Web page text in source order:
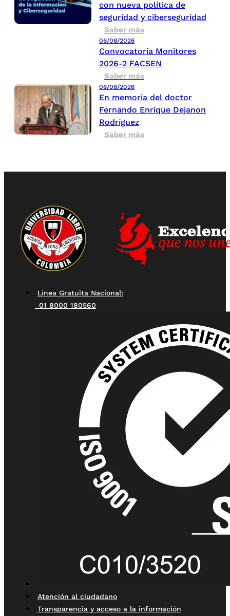
con nueva política de
seguridad y ciberseguridad
Saber más
06/08/2026
Convocatoria Monitores
2026-2 FACSEN
Saber más
06/08/2026
En memoria del doctor
Fernando Enrique Dejanon
Rodríguez
Saber más
Línea Gratuita Nacional:
01 8000 180560
Atención al ciudadano
Transparencia y acceso a la información